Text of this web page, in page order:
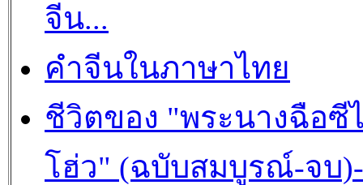
จีน...
คำจีนในภาษาไทย
ชีวิตของ "พระนางฉือซี
โฮ่ว" (ฉบับสมบูรณ์-จบ)-